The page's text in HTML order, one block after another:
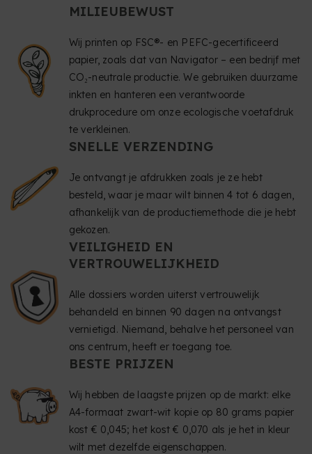
MILIEUBEWUST
Wij printen op FSC®- en PEFC-gecertificeerd
papier, zoals dat van Navigator – een bedrijf met
CO₂-neutrale productie. We gebruiken duurzame
inkten en hanteren een verantwoorde
drukprocedure om onze ecologische voetafdruk
te verkleinen.
SNELLE VERZENDING
Je ontvangt je afdrukken zoals je ze hebt
besteld, waar je maar wilt binnen 4 tot 6 dagen,
afhankelijk van de productiemethode die je hebt
gekozen.
VEILIGHEID EN
VERTROUWELIJKHEID
Alle dossiers worden uiterst vertrouwelijk
behandeld en binnen 90 dagen na ontvangst
vernietigd. Niemand, behalve het personeel van
ons centrum, heeft er toegang toe.
BESTE PRIJZEN
Wij hebben de laagste prijzen op de markt: elke
A4-formaat zwart-wit kopie op 80 grams papier
kost € 0,045; het kost € 0,070 als je het in kleur
wilt met dezelfde eigenschappen.